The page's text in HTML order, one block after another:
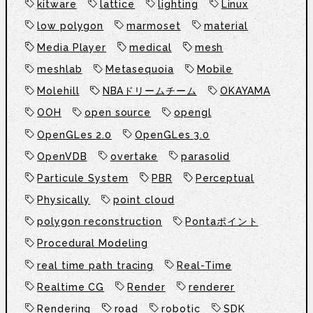
kitware lattice lighting
Linux
low polygon
marmoset
material
Media Player
medical
mesh
meshlab
Metasequoia
Mobile
Molehill
NBAドリームチーム
OKAYAMA
OOH
open source
opengl
OpenGLes 2.0
OpenGLes 3.0
OpenVDB
overtake
parasolid
Particule System
PBR
Perceptual
Physically
point cloud
polygon reconstruction
Pontaポイント
Procedural Modeling
real time path tracing
Real-Time
Realtime CG
Render
renderer
Rendering
road robotic SDK